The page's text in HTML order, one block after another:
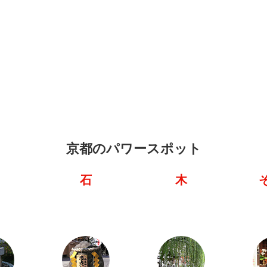
京都のパワースポット
石 木